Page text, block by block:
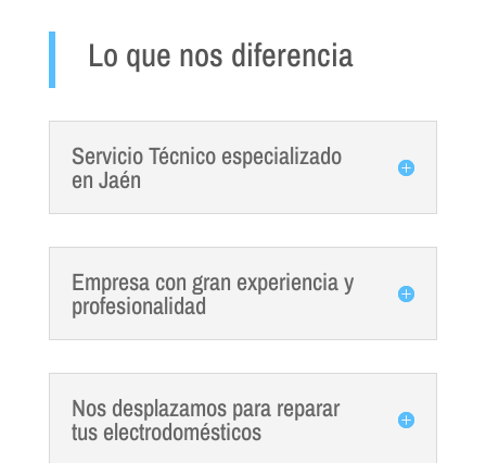
Lo que nos diferencia
Servicio Técnico especializado
en Jaén
Empresa con gran experiencia y
profesionalidad
Nos desplazamos para reparar
tus electrodomésticos